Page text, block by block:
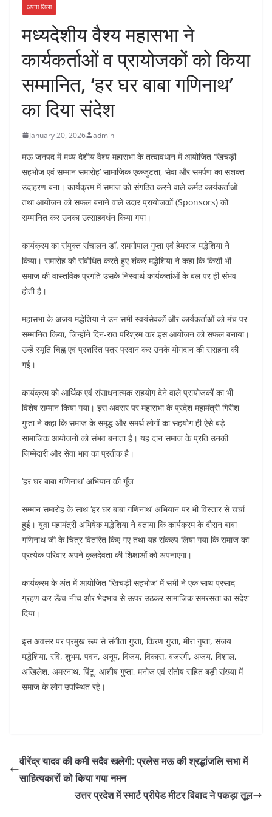
अपना जिला
मध्यदेशीय वैश्य महासभा ने
कार्यकर्ताओं व प्रायोजकों को किया
सम्मानित, ‘हर घर बाबा गणिनाथ’
का दिया संदेश
January 20, 2026 admin
मऊ जनपद में मध्य देशीय वैश्य महासभा के तत्वावधान में आयोजित ‘खिचड़ी
सहभोज एवं सम्मान समारोह’ सामाजिक एकजुटता, सेवा और समर्पण का सशक्त
उदाहरण बना। कार्यक्रम में समाज को संगठित करने वाले कर्मठ कार्यकर्ताओं
तथा आयोजन को सफल बनाने वाले उदार प्रायोजकों (Sponsors) को
सम्मानित कर उनका उत्साहवर्धन किया गया।
कार्यक्रम का संयुक्त संचालन डॉ. रामगोपाल गुप्ता एवं हेमराज मद्धेशिया ने
किया। समारोह को संबोधित करते हुए शंकर मद्धेशिया ने कहा कि किसी भी
समाज की वास्तविक प्रगति उसके निस्वार्थ कार्यकर्ताओं के बल पर ही संभव
होती है।
महासभा के अजय मद्धेशिया ने उन सभी स्वयंसेवकों और कार्यकर्ताओं को मंच पर
सम्मानित किया, जिन्होंने दिन-रात परिश्रम कर इस आयोजन को सफल बनाया।
उन्हें स्मृति चिह्न एवं प्रशस्ति पत्र प्रदान कर उनके योगदान की सराहना की
गई।
कार्यक्रम को आर्थिक एवं संसाधनात्मक सहयोग देने वाले प्रायोजकों का भी
विशेष सम्मान किया गया। इस अवसर पर महासभा के प्रदेश महामंत्री गिरीश
गुप्ता ने कहा कि समाज के समृद्ध और समर्थ लोगों का सहयोग ही ऐसे बड़े
सामाजिक आयोजनों को संभव बनाता है। यह दान समाज के प्रति उनकी
जिम्मेदारी और सेवा भाव का प्रतीक है।
‘हर घर बाबा गणिनाथ’ अभियान की गूँज
सम्मान समारोह के साथ ‘हर घर बाबा गणिनाथ’ अभियान पर भी विस्तार से चर्चा
हुई। युवा महामंत्री अभिषेक मद्धेशिया ने बताया कि कार्यक्रम के दौरान बाबा
गणिनाथ जी के चित्र वितरित किए गए तथा यह संकल्प लिया गया कि समाज का
प्रत्येक परिवार अपने कुलदेवता की शिक्षाओं को अपनाएगा।
कार्यक्रम के अंत में आयोजित ‘खिचड़ी सहभोज’ में सभी ने एक साथ प्रसाद
ग्रहण कर ऊँच-नीच और भेदभाव से ऊपर उठकर सामाजिक समरसता का संदेश
दिया।
इस अवसर पर प्रमुख रूप से संगीता गुप्ता, किरण गुप्ता, मीरा गुप्ता, संजय
मद्धेशिया, रवि, शुभम, पवन, अनूप, विजय, विकास, बजरंगी, अजय, विशाल,
अखिलेश, अमरनाथ, पिंटू, आशीष गुप्ता, मनोज एवं संतोष सहित बड़ी संख्या में
समाज के लोग उपस्थित रहे।
वीरेंद्र यादव की कमी सदैव खलेगी: प्रलेस मऊ की श्रद्धांजलि सभा में
साहित्यकारों को किया गया नमन
उत्तर प्रदेश में स्मार्ट प्रीपेड मीटर विवाद ने पकड़ा तूल